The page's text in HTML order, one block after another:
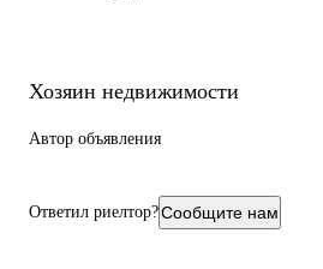
Хозяин недвижимости
Автор объявления
Ответил риелтор?Сообщите нам